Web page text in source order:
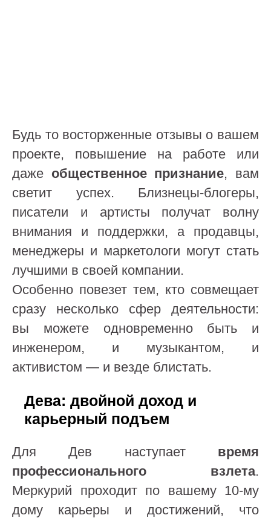
Будь то восторженные отзывы о вашем
проекте, повышение на работе или
даже общественное признание, вам
светит успех. Близнецы-блогеры,
писатели и артисты получат волну
внимания и поддержки, а продавцы,
менеджеры и маркетологи могут стать
лучшими в своей компании.
Особенно повезет тем, кто совмещает
сразу несколько сфер деятельности:
вы можете одновременно быть и
инженером, и музыкантом, и
активистом — и везде блистать.
Дева: двойной доход и
карьерный подъем
Для Дев наступает время
профессионального взлета.
Меркурий проходит по вашему 10-му
дому карьеры и достижений, что